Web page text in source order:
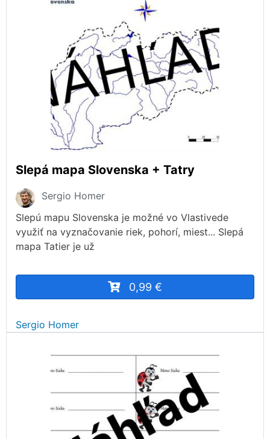
Slepá mapa Slovenska + Tatry
Sergio Homer
Slepú mapu Slovenska je možné vo Vlastivede
využiť na vyznačovanie riek, pohorí, miest... Slepá
mapa Tatier je už
0,99 €
Sergio Homer